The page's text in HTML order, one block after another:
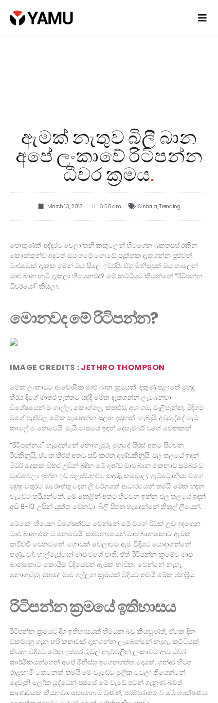
ඇමක් නැතුව බිලී බාන
අපේ ලංකාවේ රිටිපන්න
ධීවර ක්‍රමය.
March 13, 2017 6:50 am Sinhala,Trending
පොකුණක් අද්දරට වෙලා තනි කකුලෙන් හිටගෙන බකතපස් රකින
කොක්කුන්ව අදටත් ඔය ගමේ ගොඩේ පැත්තක දැකගන්න පුළුවන්.
මාළුවෙක් දැක්ක ගමන් ඔය සීලේ ඉවරයි. ඒත් මිනිස්සුත් ඔය තාලෙන්
මාළු බාන හැටි දැකලා තියෙනවද? මේ කට්ටියට කියන්නේ “රිටිපන්න
ධීවරයෝ" කියලා.
මොනවද මේ රිටිපන්න?
IMAGE CREDITS : JETHRO THOMPSON
මේක ලංකාවට ආවේණික මාළු බාන ක්‍රමයක්. දකුණු පළාතේ මුහුදු
තීරය දිගේ මාතර පැත්තට යද්දී මේක දැකගන්න ලැබෙනවා.
විශේෂයෙන් ම ගාල්ල, කොග්ගල, කතළුව, අහංගම, වැලිපැන්න, මිදිගම
වගේ පැතිවල මේක සෑහෙන්න සුලභ දසුනක්. හැබැයි අවුරුද්දේ හැම
කාලේ ම නෙවෙයි. මැයි මාසයේ ඉඳන් දෙසැම්බර් වගේ වෙනකන්.
“රිටිපන්නය" හැදෙන්නේ නොගැඹුරු මුහුදේ සිරස් අතට සිටවන
රිටකිනුයි, ඒකෙ තිරස් අතට සවි කරන දණ්ඩකිනුයි. ජල තලයේ ඉඳන්
මීටර් දෙකක් විතර උඩින් බඳින මේ දණ්ඩ මාළු බාන කෙනාට සමබර ව
වාඩිවෙලා ඉන්න ඉඩ සලස්වනවා. කදුරු, කඩොල්, ඇට්ටෝනියා වගේ
මුහුදු වතුරට ඔරොත්තු දෙන ලී වර්ගයක් ආධාරයෙන් තමයි මේක හදන
වැඩේට හරියන්නේ. මේ කෙළින් අතට හිටවන ඉන්න ජල තලයේ ඉඳන්
අඩි 8-10 උසින් යුක්ත වෙනවා. බිලී පිත්ත හැදෙන්නේ කිතුල් ලීයෙන්.
මේකේ තියෙන විශේෂත්වය වෙන්නේ මේ වගේ රිටක් උඩ ඉඳගෙන
මාළු බාන එක ම නෙවෙයි. සාමාන්‍යයෙන් මාළු බානකොට ඇමක්
පාවිච්චි වෙනවනේ. ගොඩක් වෙලාවට ඇම විදියට යොදාගන්නේ
පණුවෝ, හාල්මැස්සෝ මාළු වගේ ජාති. ඒත් රිටිපන්න ක්‍රමේට මාළු
බානකොට කොයිම විදියෙවත් ඇමක් භාවිතා වෙන්නේ නැහැ.
නොගැඹුරු මුහුදේ මාළු අල්ලන ක්‍රමයක් විදියට තමයි මේක ජනප්‍රිය.
රිටිපන්න ක්‍රමයේ ඉතිහාසය
රිටිපන්න ක්‍රමයට දිග ඉතිහාසයක් තියෙන බව කියවුණත්, ඒකෙ දින
වකවානු ගැන හරි කතාවක් දැනගන්න ලැබෙන්නේ නැහැ. කට්ටියක්
කියන විදියට මේක ඉස්සර රුවල් නැව්වලින් ලංකාවට ආව ධීවර
කාර්මිකයන්ගෙන් අපේ මිනිස්සු ඉගෙනගත්ත දෙයක්. ගන්දර හිටපු
රාළහාමි කෙනෙක්‌ තමයි මේ වැඩේට මූලික වෙලා තියෙන්නේ.
දෙවැනි ලෝක යුද්ධෙන් පස්සේ මේ වැඩේ පටන් ගැනුණ බවත්
කාණ්ඩයක් කියනවා. කොහොම වුණත්, පරම්පරාගත ව මේ තාක්ෂණය